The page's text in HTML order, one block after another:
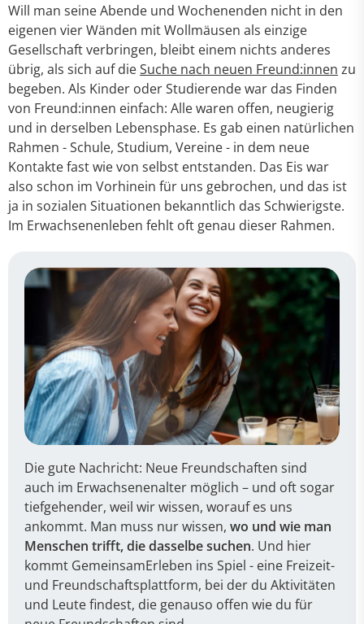
Will man seine Abende und Wochenenden nicht in den
eigenen vier Wänden mit Wollmäusen als einzige
Gesellschaft verbringen, bleibt einem nichts anderes
übrig, als sich auf dieSuche nach neuen Freund:innen zu
begeben. Als Kinder oder Studierende war das Finden
von Freund:innen einfach: Alle waren offen, neugierig
und in derselben Lebensphase. Es gab einen natürlichen
Rahmen - Schule, Studium, Vereine - in dem neue
Kontakte fast wie von selbst entstanden. Das Eis war
also schon im Vorhinein für uns gebrochen, und das ist
ja in sozialen Situationen bekanntlich das Schwierigste.
Im Erwachsenenleben fehlt oft genau dieser Rahmen.
Die gute Nachricht: Neue Freundschaften sind
auch im Erwachsenenalter möglich – und oft sogar
tiefgehender, weil wir wissen, worauf es uns
ankommt. Man muss nur wissen, wo und wie man
Menschen trifft, die dasselbe suchen. Und hier
kommt GemeinsamErleben ins Spiel - eine Freizeit-
und Freundschaftsplattform, bei der du Aktivitäten
und Leute findest, die genauso offen wie du für